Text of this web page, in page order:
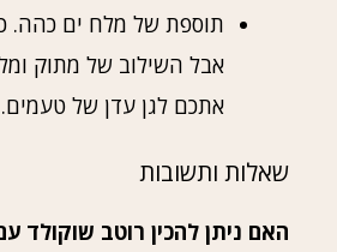
תוספת של מלח ים כהה.
אבל השילוב של מתוק
אתכם לגן עדן של טעמים.
שאלות ותשובות
האם ניתן להכין רוטב שוקולד